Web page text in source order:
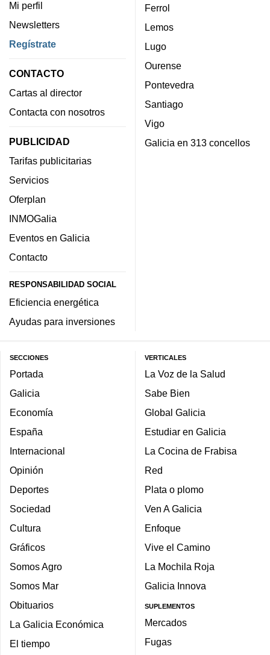
Mi perfil
Newsletters
Regístrate
CONTACTO
Cartas al director
Contacta con nosotros
PUBLICIDAD
Tarifas publicitarias
Servicios
Oferplan
INMOGalia
Eventos en Galicia
Contacto
RESPONSABILIDAD SOCIAL
Eficiencia energética
Ayudas para inversiones
Ferrol
Lemos
Lugo
Ourense
Pontevedra
Santiago
Vigo
Galicia en 313 concellos
SECCIONES
Portada
Galicia
Economía
España
Internacional
Opinión
Deportes
Sociedad
Cultura
Gráficos
Somos Agro
Somos Mar
Obituarios
La Galicia Económica
El tiempo
VERTICALES
La Voz de la Salud
Sabe Bien
Global Galicia
Estudiar en Galicia
La Cocina de Frabisa
Red
Plata o plomo
Ven A Galicia
Enfoque
Vive el Camino
La Mochila Roja
Galicia Innova
SUPLEMENTOS
Mercados
Fugas